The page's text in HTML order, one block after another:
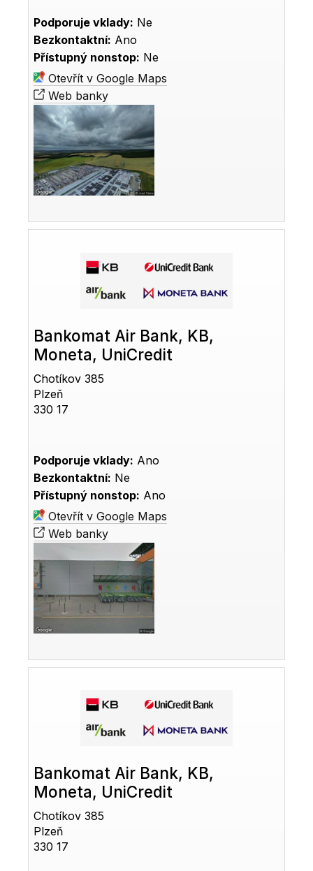
Podporuje vklady: Ne
Bezkontaktní: Ano
Přístupný nonstop: Ne
Otevřít v Google Maps
Web banky
Bankomat Air Bank, KB,
Moneta, UniCredit
Chotíkov 385
Plzeň
330 17
Podporuje vklady: Ano
Bezkontaktní: Ne
Přístupný nonstop: Ano
Otevřít v Google Maps
Web banky
Bankomat Air Bank, KB,
Moneta, UniCredit
Chotíkov 385
Plzeň
330 17